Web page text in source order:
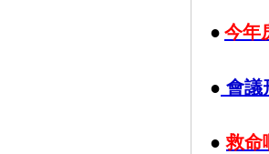
● 今年
● 會議
●救命